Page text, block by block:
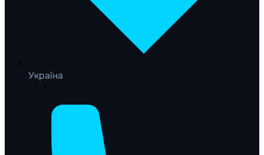
Україна